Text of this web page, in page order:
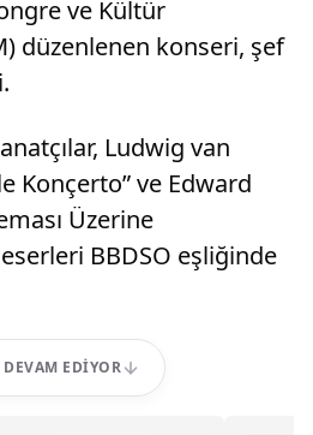
ve Kültür
düzenlenen konseri, şef
Ludwig van
Konçerto” ve Edward
Üzerine
BBDSO eşliğinde
DEVAM EDIYOR